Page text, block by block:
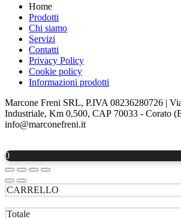
Home
Prodotti
Chi siamo
Servizi
Contatti
Privacy Policy
Cookie policy
Informazioni prodotti
Marcone Freni SRL, P.IVA 08236280726 |
Industriale, Km 0,500, CAP 70033 - Corato
info@marconefreni.it
0
CARRELLO
Totale